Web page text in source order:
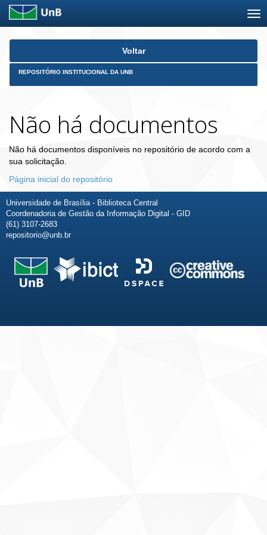
Skip
Voltar
REPOSITÓRIO INSTITUCIONAL DA UNB
Não há documentos
Não há documentos disponíveis no repositório de acordo com a
sua solicitação.
Página inicial do repositório
Universidade de Brasília - Biblioteca Central
Coordenadoria de Gestão da Informação Digital - GID
(61) 3107-2683
repositorio@unb.br